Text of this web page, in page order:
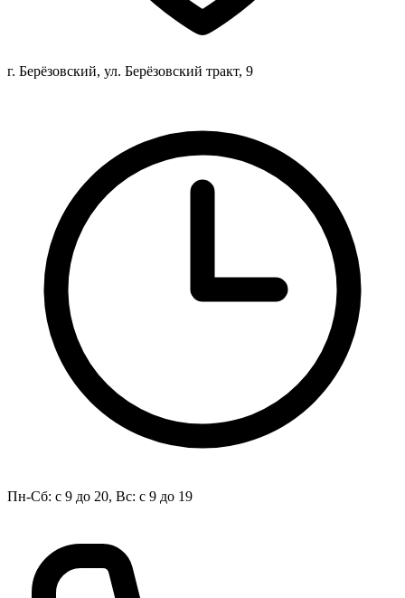
г. Берёзовский, ул. Берёзовский тракт, 9
Пн-Сб: с 9 до 20, Вс: с 9 до 19